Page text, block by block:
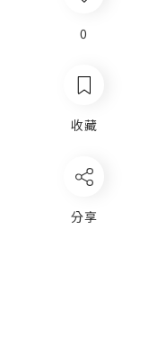
0
收藏
分享